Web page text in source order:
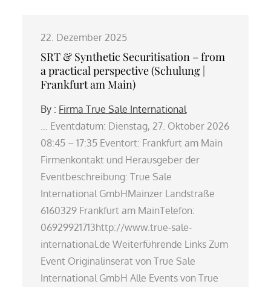
22. Dezember 2025
SRT & Synthetic Securitisation – from
a practical perspective (Schulung |
Frankfurt am Main)
By : Firma True Sale International
… Eventdatum: Dienstag, 27. Oktober 2026
08:45 – 17:35 Eventort: Frankfurt am Main
Firmenkontakt und Herausgeber der
Eventbeschreibung: True Sale
International GmbHMainzer Landstraße
6160329 Frankfurt am MainTelefon:
06929921713http://www.true-sale-
international.de Weiterführende Links Zum
Event Originalinserat von True Sale
International GmbH Alle Events von True